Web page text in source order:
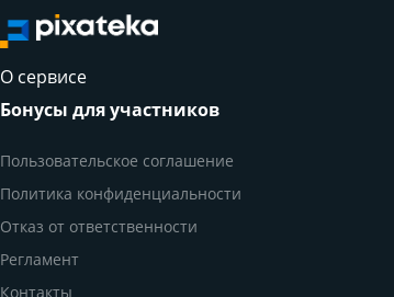
О сервисе
Бонусы для участников
Пользовательское соглашение
Политика конфиденциальности
Отказ от ответственности
Регламент
Контакты